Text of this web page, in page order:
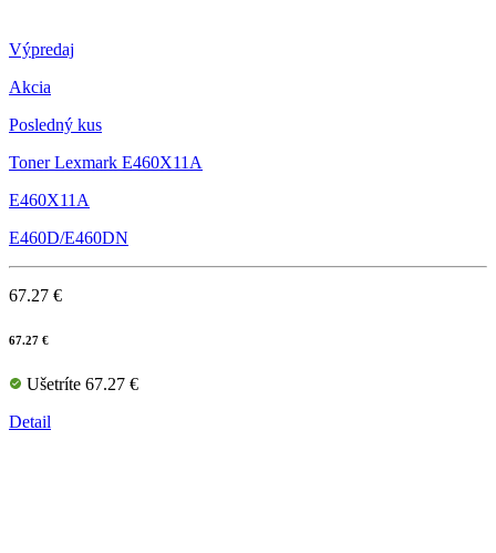
Výpredaj
Akcia
Posledný kus
Toner Lexmark E460X11A
E460X11A
E460D/E460DN
67.27 €
67.27 €
Ušetríte 67.27 €
Detail